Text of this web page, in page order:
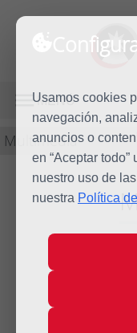
Usamos cookies
navegación,
anuncios o
en “Aceptar
nuestro uso de
nuestra Política
MENÚ
Multimedia